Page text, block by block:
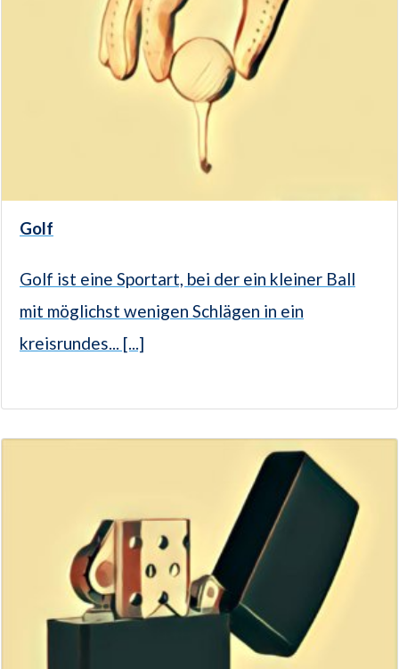
Golf
Golf ist eine Sportart, bei der ein kleiner Ball
mit möglichst wenigen Schlägen in ein
kreisrundes... [...]